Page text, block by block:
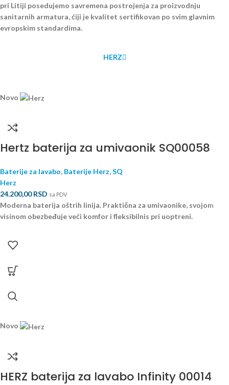
pri Litiji posedujemo savremena postrojenja za proizvodnju
sanitarnih armatura, ćiji je kvalitet sertifikovan po svim glavnim
evropskim standardima.
HERZ
Novo
Hertz baterija za umivaonik SQ00058
Baterije za lavabo, Baterije Herz,SQ
Herz
24.200,00RSD sa PDV
Moderna baterija oštrih linija. Praktična za umivaonike, svojom
visinom obezbeđuje veći komfor i fleksibilnis pri uoptreni.
Novo
HERZ baterija za lavabo Infinity 00014